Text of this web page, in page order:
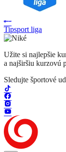
Tipsport liga
Užite si najlepšie
a najširšiu kurzovú
Sledujte športové